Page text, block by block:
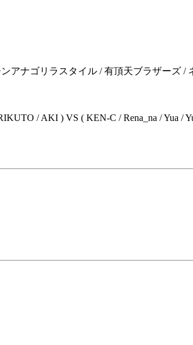
アナゴリラスタイル / 有頂天ブラザーズ /
/ AKI ) VS ( KEN-C / Rena_na / Yua /